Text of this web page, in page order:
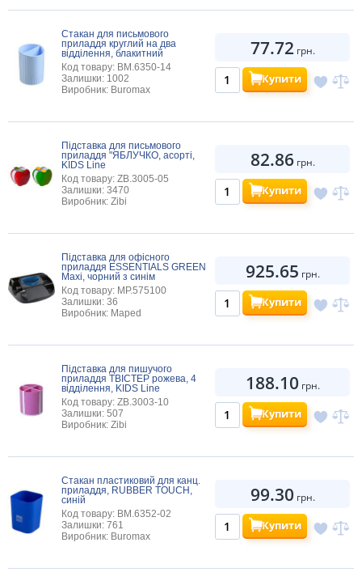
Стакан для письмового
приладдя круглий на два
відділення, блакитний
Код товару: BM.6350-14
Залишки: 1002
Виробник: Buromax
77.72 грн.
Купити
Підставка для письмового
приладдя "ЯБЛУЧКО, асорті,
KIDS Line
Код товару: ZB.3005-05
Залишки: 3470
Виробник: Zibi
82.86грн.
Купити
Підставка для офісного
приладдя ESSENTIALS GREEN
Maxi, чорний з синім
Код товару: MP.575100
Залишки: 36
Виробник: Maped
925.65 грн.
Купити
Підставка для пишучого
приладдя ТВІСТЕР рожева, 4
відділення, KIDS Line
Код товару: ZB.3003-10
Залишки: 507
Виробник: Zibi
188.10 грн.
Купити
Стакан пластиковий для канц.
приладдя, RUBBER TOUCH,
синій
Код товару: BM.6352-02
Залишки: 761
Виробник: Buromax
99.30 грн.
Купити